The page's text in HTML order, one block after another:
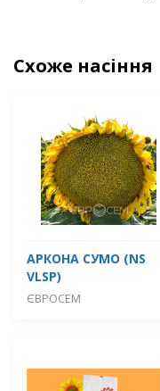
Схоже насіння
АРКОНА СУМО (NS
VLSP)
ЄВРОСЕМ